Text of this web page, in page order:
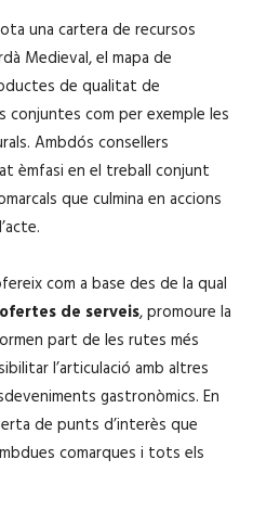
una cartera de recursos
Medieval, el mapa de
de qualitat de
conjuntes com per exemple les
Ambdós consellers
èmfasi en el treball conjunt
que culmina en accions
com a base des de la qual
de serveis, promoure la
part de les rutes més
l’articulació amb altres
gastronòmics. En
de punts d’interès que
comarques i tots els